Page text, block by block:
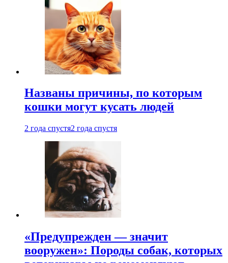
Названы причины, по которым
кошки могут кусать людей
2 года спустя2 года спустя
«Предупрежден — значит
вооружен»: Породы собак, которых